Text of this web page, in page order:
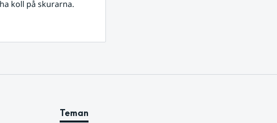
koll på skurarna.
Teman